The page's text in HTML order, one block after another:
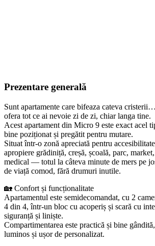
Prezentare generală
Sunt apartamente care bifeaza cateva
ofera tot ce ai nevoie zi de zi, chiar langa tine.
Acest apartament din Micro 9 este exact acel
bine poziționat și pregătit pentru mutare.
Situat într-o zonă apreciată pentru
apropiere grădiniță, creșă, școală, parc,
medical — totul la câteva minute de mers pe
de viață comod, fără drumuri inutile.
🏡 Confort și funcționalitate
Apartamentul este semidecomandat, cu 2
4 din 4, într-un bloc cu acoperiș și scară cu
siguranță și liniște.
Compartimentarea este practică și bine
luminos și ușor de personalizat.